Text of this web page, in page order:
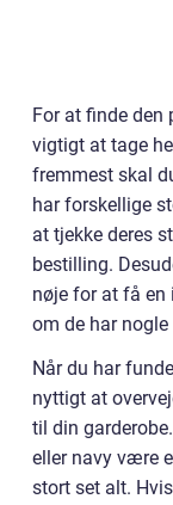
For at finde den
vigtigt at tage
fremmest skal
har forskellige
at tjekke deres
bestilling.
nøje for at få en
om de har
Når du har
nyttigt at
til din
eller navy være
stort set alt.